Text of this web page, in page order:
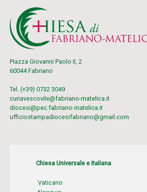
Piazza Giovanni Paolo II, 2
60044 Fabriano
Tel. (+39) 0732 3049
curiavescovile@fabriano-matelica.it
diocesi@pec.fabriano-matelica.it
ufficiostampadiocesifabriano@gmail.com
Chiesa Universale e Italiana
Vaticano